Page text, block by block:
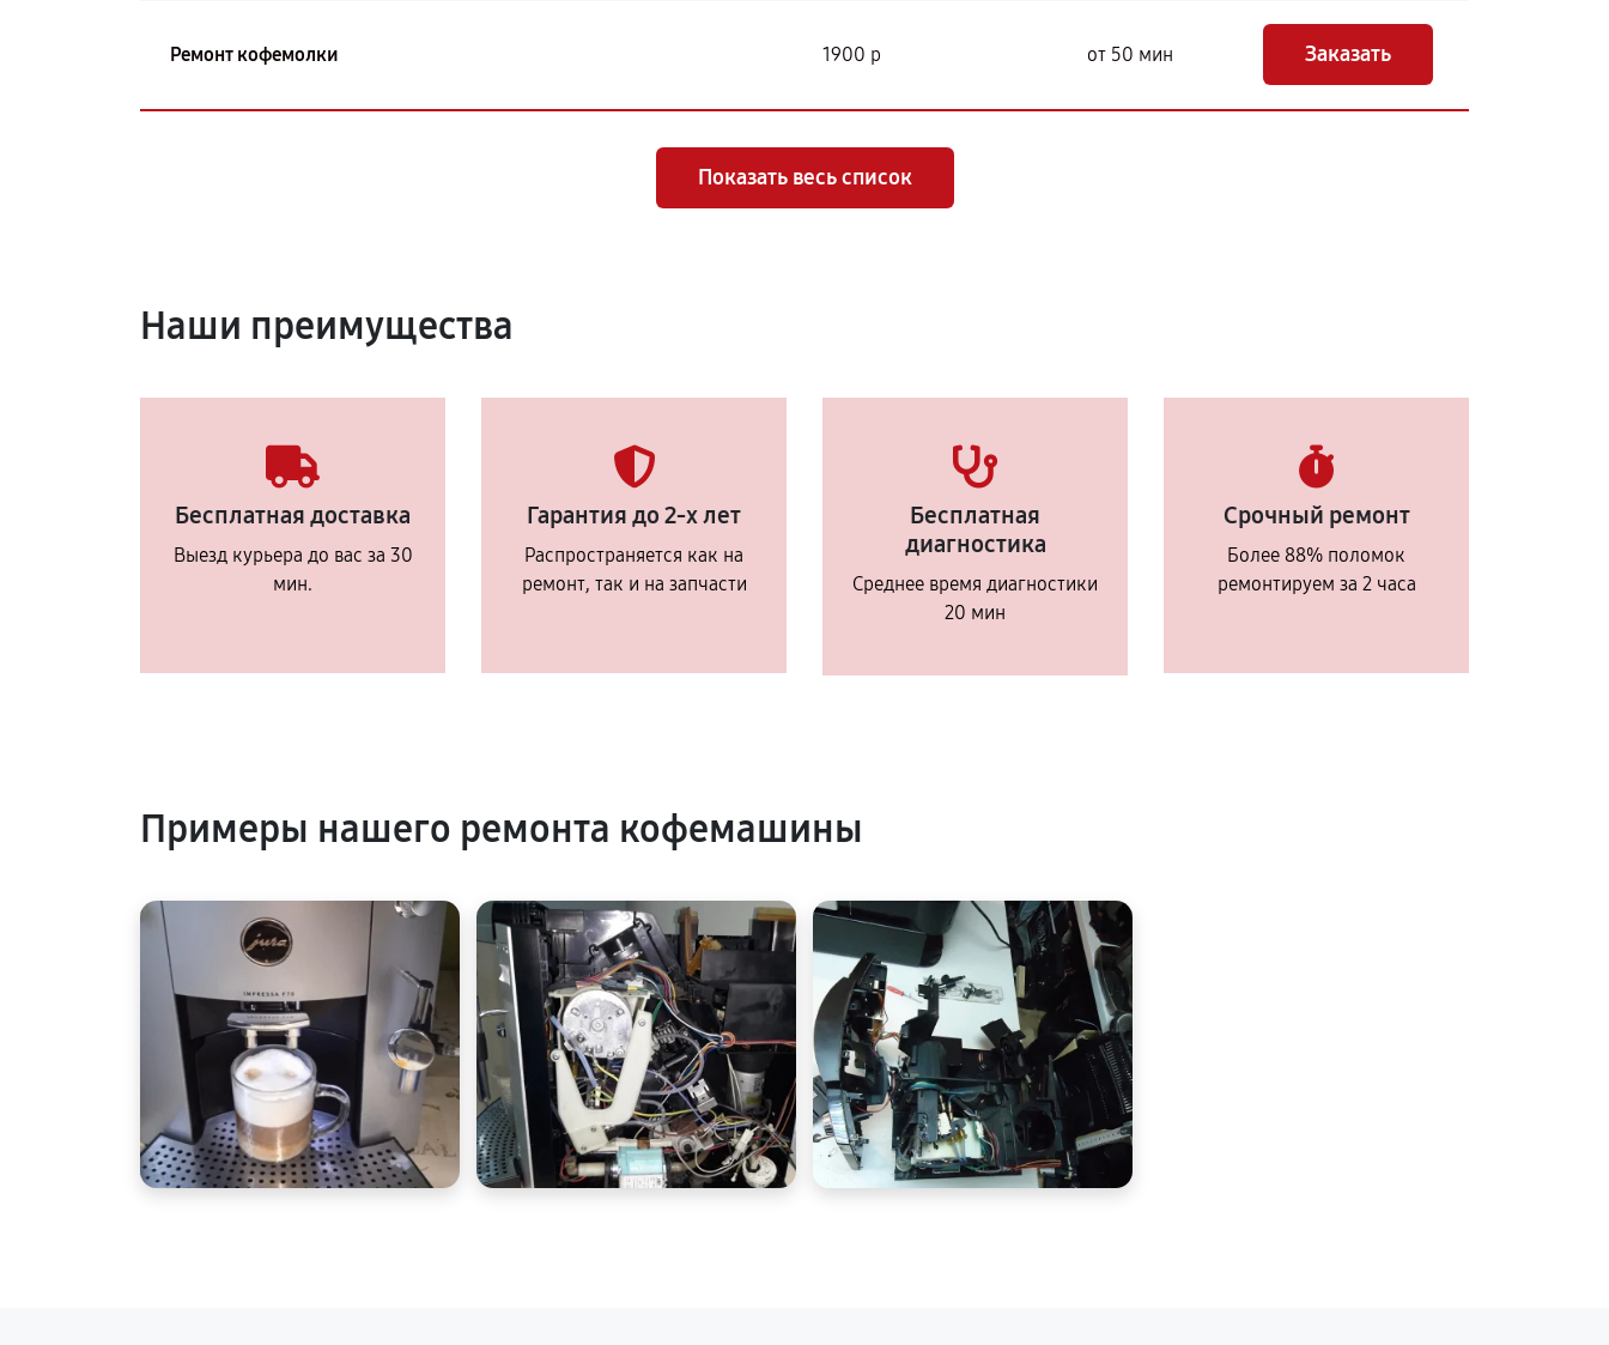
Ремонт кофемолки 1900 р от 50 мин Заказать
Показать весь список
Наши преимущества
Бесплатная доставка
Выезд курьера до вас за 30
мин.
Гарантия до 2-х лет
Распространяется как на
ремонт, так и на запчасти
Бесплатная
диагностика
Среднее время диагностики
20 мин
Срочный ремонт
Более 88% поломок
ремонтируем за 2 часа
Примеры нашего ремонта кофемашины